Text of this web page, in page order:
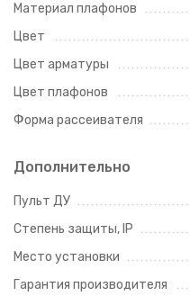
Материал плафонов
Цвет
Цвет арматуры
Цвет плафонов
Форма рассеивателя
Дополнительно
Пульт ДУ
Степень защиты, IP
Место установки
Гарантия производителя